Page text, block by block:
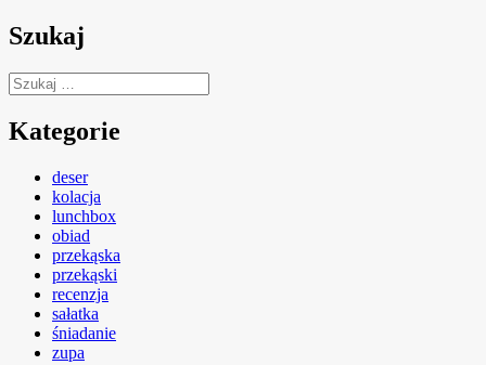
Szukaj
Szukaj:
Kategorie
deser
kolacja
lunchbox
obiad
przekąska
przekąski
recenzja
sałatka
śniadanie
zupa